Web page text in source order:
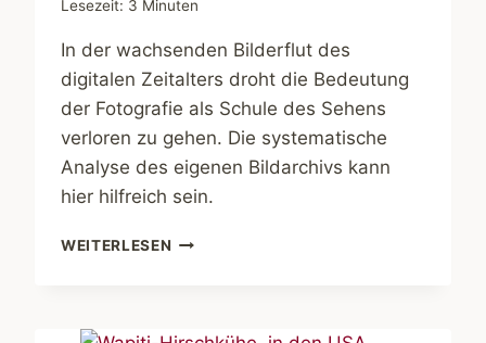
Lesezeit: 3 Minuten
In der wachsenden Bilderflut des
digitalen Zeitalters droht die Bedeutung
der Fotografie als Schule des Sehens
verloren zu gehen. Die systematische
Analyse des eigenen Bildarchivs kann
hier hilfreich sein.
WEITERLESEN SCHWARZWEISS O